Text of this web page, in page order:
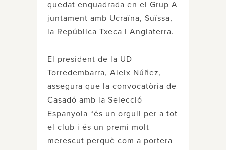
quedat enquadrada en el Grup A
juntament amb Ucraïna, Suïssa,
la República Txeca i Anglaterra.
El president de la UD
Torredembarra, Aleix Núñez,
assegura que la convocatòria de
Casadó amb la Selecció
Espanyola “és un orgull per a tot
el club i és un premi molt
merescut perquè com a portera